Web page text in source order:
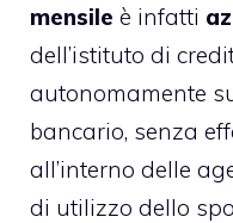
mensile è infatti
dell’istituto di
autonomamente
bancario, senza
all’interno delle
di utilizzo dello